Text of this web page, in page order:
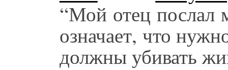
“Мой отец послал
означает, что
должны убивать